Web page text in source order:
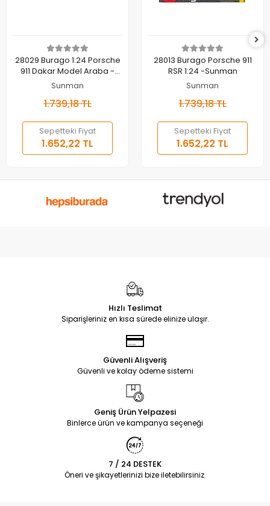
Sepete Ekle
28029 Burago 1:24 Porsche
911 Dakar Model Araba -
Sunman
Sunman
1.739,18 TL
Sepetteki Fiyat
1.652,22 TL
Sepete Ekle
28013 Burago Porsche 911
RSR 1:24 -Sunman
Sunman
1.739,18 TL
Sepetteki Fiyat
1.652,22 TL
Hızlı Teslimat
Siparişleriniz en kısa sürede elinize ulaşır.
Güvenli Alışveriş
Güvenli ve kolay ödeme sistemi
Geniş Ürün Yelpazesi
Binlerce ürün ve kampanya seçeneği
7 / 24 DESTEK
Öneri ve şikayetlerinizi bize iletebilirsiniz.